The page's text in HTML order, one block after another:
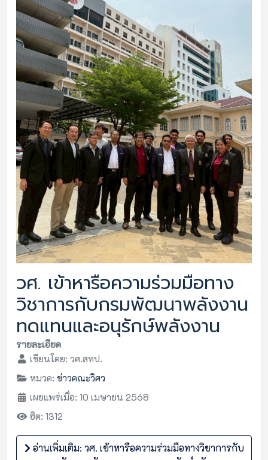
วศ. เข้าหารือความร่วมมือทาง
วิชาการกับกรมพัฒนาพลังงาน
ทดแทนและอนุรักษ์พลังงาน
รายละเอียด
เขียนโดย: วศ.สทป.
หมวด: ข่าวคณะวิศว
เผยแพร่เมื่อ: 10 เมษายน 2568
ฮิต: 1312
อ่านเพิ่มเติม: วศ. เข้าหารือความร่วมมือทางวิชาการกับ